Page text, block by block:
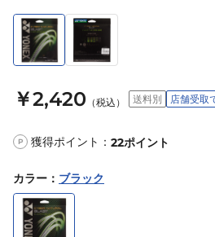
￥2,420 （税込） 送料別 店舗受取
P 獲得ポイント： 22ポイント
カラー ： ブラック